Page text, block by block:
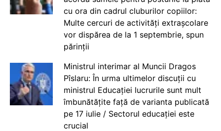
cu ora din cadrul cluburilor copiilor:
Multe cercuri de activități extrașcolare
vor dispărea de la 1 septembrie, spun
părinții
Ministrul interimar al Muncii Dragos
Pîslaru: În urma ultimelor discuții cu
ministrul Educației lucrurile sunt mult
îmbunătățite față de varianta publicată
pe 17 iulie / Sectorul educației este
crucial